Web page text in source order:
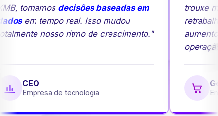
tomamosdecisões baseadas em
em tempo real. Isso mudou
nosso ritmo de crescimento."
CEO
Empresa de tecnologia
trouxe